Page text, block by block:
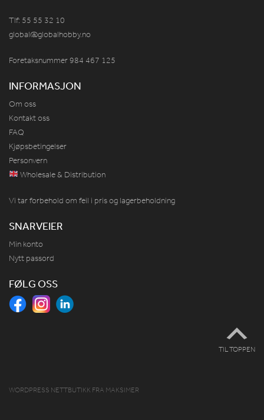
Tlf: 55 55 32 10
global@globalhobby.no
Foretaksnummer 984 467 125
INFORMASJON
Om oss
Kontakt oss
FAQ
Kjøpsbetingelser
Personvern
Wholesale & Distribution
Vi tar forbehold om feil i pris og lagerbeholdning
SNARVEIER
Min konto
Nytt passord
FØLG OSS
TIL TOPPEN
WORDPRESS NETTBUTIKK FRA MAKSIMER